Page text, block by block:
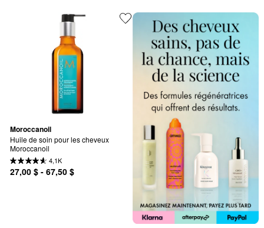
Moroccanoil
Huile de soin pour les cheveux
Moroccanoil
4,1K
27,00 $ - 67,50 $